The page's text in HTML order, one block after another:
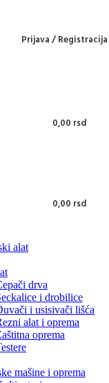
Prijava / Registracija
0,00 rsd
0,00 rsd
alat
drva
i drobilice
i usisivači lišća
alat i oprema
oprema
mašine i oprema